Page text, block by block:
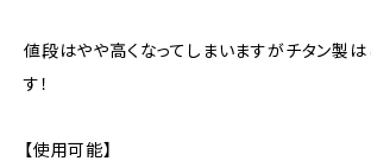
値段はやや高くなってしまいますがチタン製
す！
【使用可能】